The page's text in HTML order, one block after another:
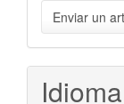
un
artículo
Enviar un
Idioma